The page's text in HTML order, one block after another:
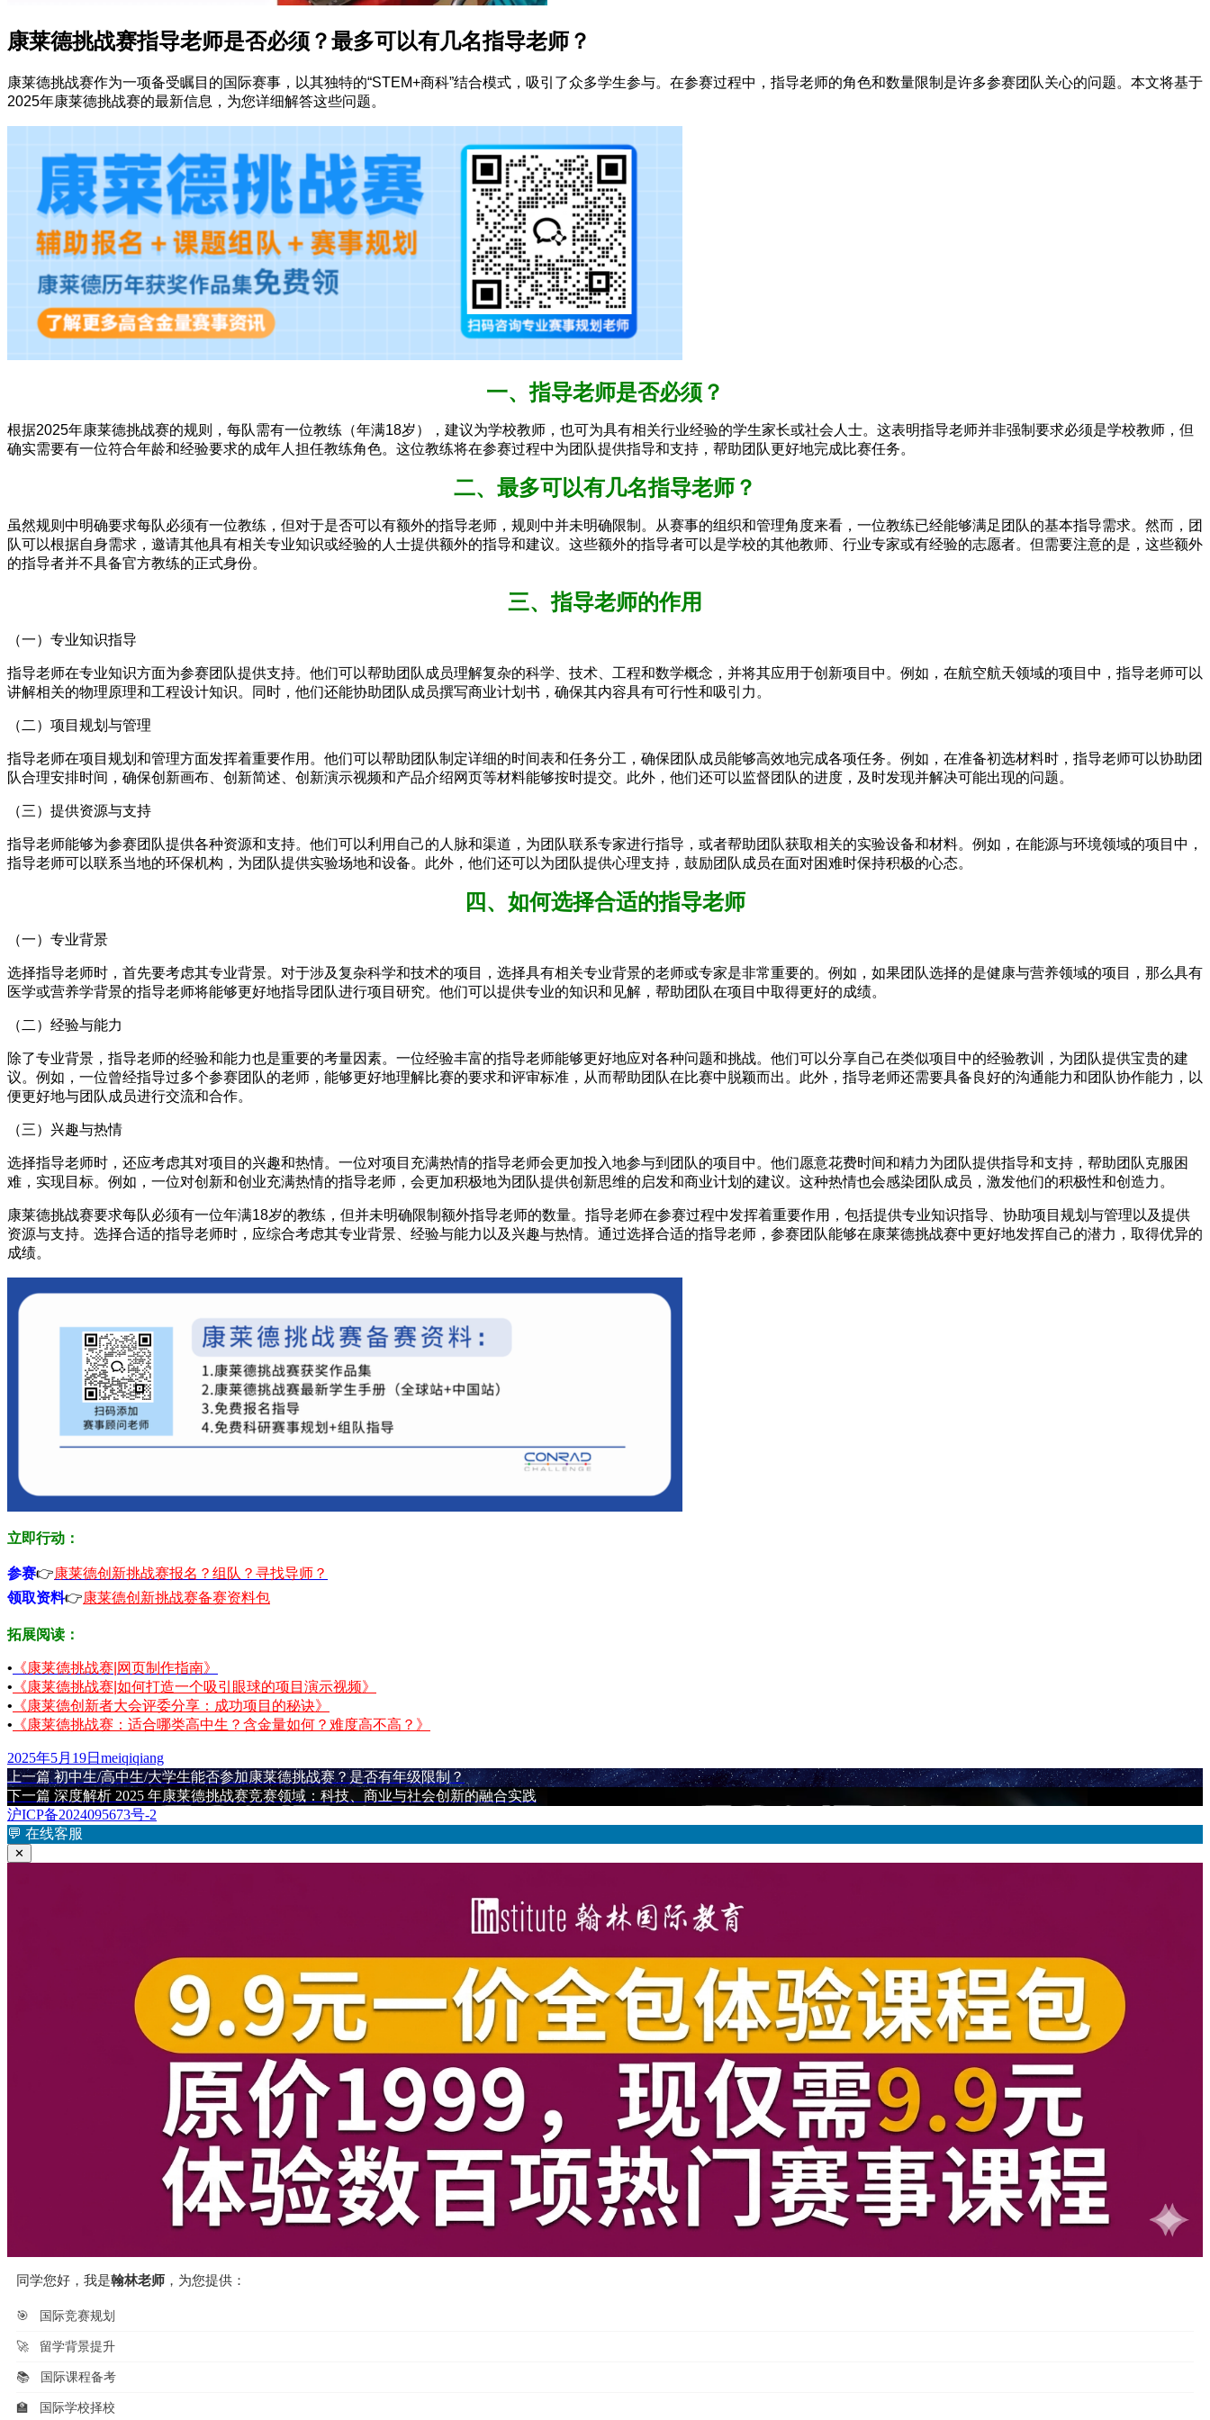
康莱德挑战赛指导老师是否必须？最多可以有几名指导老师？
康莱德挑战赛作为一项备受瞩目的国际赛事，以其独特的“STEM+商科”结合模式，吸引了众多学生参与。在参赛过程中，指导老师的角色和数量限制是许多参赛团队关心的问题。本文将基于
2025年康莱德挑战赛的最新信息，为您详细解答这些问题。
一、指导老师是否必须？
根据2025年康莱德挑战赛的规则，每队需有一位教练（年满18岁），建议为学校教师，也可为具有相关行业经验的学生家长或社会人士。这表明指导老师并非强制要求必须是学校教师，但
确实需要有一位符合年龄和经验要求的成年人担任教练角色。这位教练将在参赛过程中为团队提供指导和支持，帮助团队更好地完成比赛任务。
二、最多可以有几名指导老师？
虽然规则中明确要求每队必须有一位教练，但对于是否可以有额外的指导老师，规则中并未明确限制。从赛事的组织和管理角度来看，一位教练已经能够满足团队的基本指导需求。然而，团
队可以根据自身需求，邀请其他具有相关专业知识或经验的人士提供额外的指导和建议。这些额外的指导者可以是学校的其他教师、行业专家或有经验的志愿者。但需要注意的是，这些额外
的指导者并不具备官方教练的正式身份。
三、指导老师的作用
（一）专业知识指导
指导老师在专业知识方面为参赛团队提供支持。他们可以帮助团队成员理解复杂的科学、技术、工程和数学概念，并将其应用于创新项目中。例如，在航空航天领域的项目中，指导老师可以
讲解相关的物理原理和工程设计知识。同时，他们还能协助团队成员撰写商业计划书，确保其内容具有可行性和吸引力。
（二）项目规划与管理
指导老师在项目规划和管理方面发挥着重要作用。他们可以帮助团队制定详细的时间表和任务分工，确保团队成员能够高效地完成各项任务。例如，在准备初选材料时，指导老师可以协助团
队合理安排时间，确保创新画布、创新简述、创新演示视频和产品介绍网页等材料能够按时提交。此外，他们还可以监督团队的进度，及时发现并解决可能出现的问题。
（三）提供资源与支持
指导老师能够为参赛团队提供各种资源和支持。他们可以利用自己的人脉和渠道，为团队联系专家进行指导，或者帮助团队获取相关的实验设备和材料。例如，在能源与环境领域的项目中，
指导老师可以联系当地的环保机构，为团队提供实验场地和设备。此外，他们还可以为团队提供心理支持，鼓励团队成员在面对困难时保持积极的心态。
四、如何选择合适的指导老师
（一）专业背景
选择指导老师时，首先要考虑其专业背景。对于涉及复杂科学和技术的项目，选择具有相关专业背景的老师或专家是非常重要的。例如，如果团队选择的是健康与营养领域的项目，那么具有
医学或营养学背景的指导老师将能够更好地指导团队进行项目研究。他们可以提供专业的知识和见解，帮助团队在项目中取得更好的成绩。
（二）经验与能力
除了专业背景，指导老师的经验和能力也是重要的考量因素。一位经验丰富的指导老师能够更好地应对各种问题和挑战。他们可以分享自己在类似项目中的经验教训，为团队提供宝贵的建
议。例如，一位曾经指导过多个参赛团队的老师，能够更好地理解比赛的要求和评审标准，从而帮助团队在比赛中脱颖而出。此外，指导老师还需要具备良好的沟通能力和团队协作能力，以
便更好地与团队成员进行交流和合作。
（三）兴趣与热情
选择指导老师时，还应考虑其对项目的兴趣和热情。一位对项目充满热情的指导老师会更加投入地参与到团队的项目中。他们愿意花费时间和精力为团队提供指导和支持，帮助团队克服困
难，实现目标。例如，一位对创新和创业充满热情的指导老师，会更加积极地为团队提供创新思维的启发和商业计划的建议。这种热情也会感染团队成员，激发他们的积极性和创造力。
康莱德挑战赛要求每队必须有一位年满18岁的教练，但并未明确限制额外指导老师的数量。指导老师在参赛过程中发挥着重要作用，包括提供专业知识指导、协助项目规划与管理以及提供
资源与支持。选择合适的指导老师时，应综合考虑其专业背景、经验与能力以及兴趣与热情。通过选择合适的指导老师，参赛团队能够在康莱德挑战赛中更好地发挥自己的潜力，取得优异的
成绩。
立即行动：
参赛👉康莱德创新挑战赛报名？组队？寻找导师？
领取资料👉康莱德创新挑战赛备赛资料包
拓展阅读：
• 《康莱德挑战赛|网页制作指南》
• 《康莱德挑战赛|如何打造一个吸引眼球的项目演示视频》
• 《康莱德创新者大会评委分享：成功项目的秘诀》
• 《康莱德挑战赛：适合哪类高中生？含金量如何？难度高不高？》
发
布
于
2025年5月19日 作
者
meiqiqiang
文
章
导
航
上一篇 上
篇
文
章：
初中生/高中生/大学生能否参加康莱德挑战赛？是否有年级限制？
下一篇 下
篇
文
深度解析 2025 年康莱德挑战赛竞赛领域：科技、商业与社会创新的融合实践
沪ICP备2024095673号-2
💬 在线客服
✕
同学您好，我是翰林老师 ，为您提供：
🎯 国际竞赛规划
🚀 留学背景提升
📚 国际课程备考
🏫 国际学校择校